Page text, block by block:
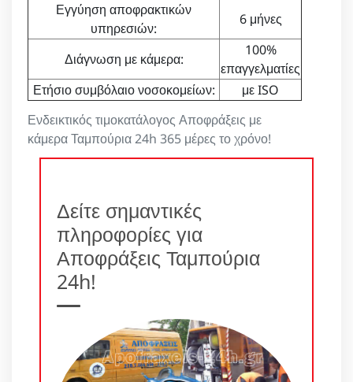
Ενδεικτικός τιμοκατάλογος Αποφράξεις με
κάμερα Ταμπούρια 24h 365 μέρες το χρόνο!
Εγγύηση αποφρακτικών
υπηρεσιών:
6 μήνες
Διάγνωση με κάμερα:
100%
επαγγελματίες
Ετήσιο συμβόλαιο νοσοκομείων:
με ISO
Δείτε σημαντικές
πληροφορίες για
Αποφράξεις Ταμπούρια
24h!